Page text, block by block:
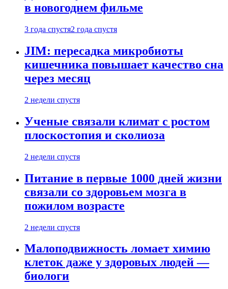
в новогоднем фильме
3 года спустя2 года спустя
JIM: пересадка микробиоты
кишечника повышает качество сна
через месяц
2 недели спустя
Ученые связали климат с ростом
плоскостопия и сколиоза
2 недели спустя
Питание в первые 1000 дней жизни
связали со здоровьем мозга в
пожилом возрасте
2 недели спустя
Малоподвижность ломает химию
клеток даже у здоровых людей —
биологи